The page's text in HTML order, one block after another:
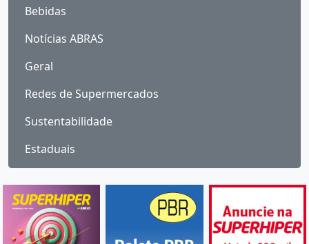
Bebidas
Notícias ABRAS
Geral
Redes de Supermercados
Sustentabilidade
Estaduais